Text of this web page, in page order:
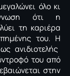
όλο κι
ότι η
τη καριέρα
του. Η
ανιδιοτελής
του από
στην